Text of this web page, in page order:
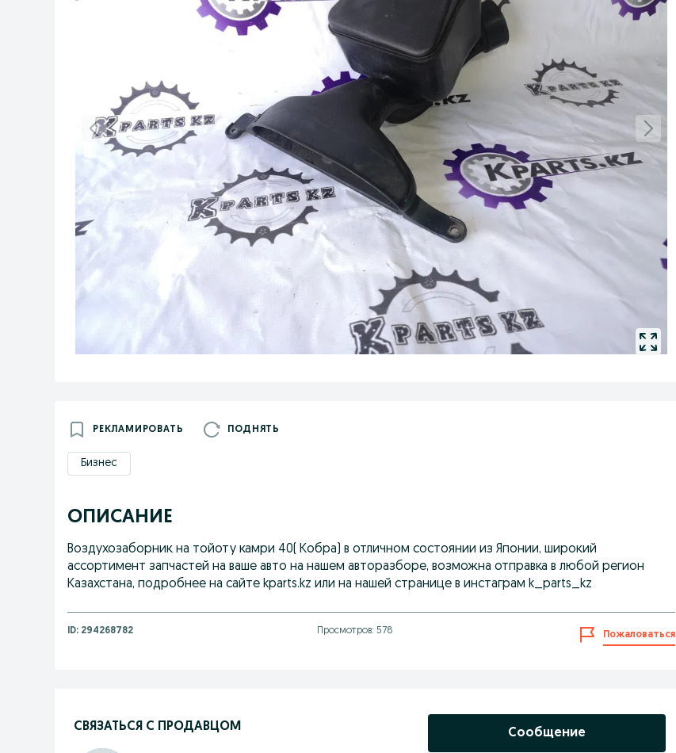
РЕКЛАМИРОВАТЬ ПОДНЯТЬ
Бизнес
ОПИСАНИЕ
Воздухозаборник на тойоту камри 40( Кобра) в отличном состоянии из Японии, широкий
ассортимент запчастей на ваше авто на нашем авторазборе, возможна отправка в любой регион
Казахстана, подробнее на сайте kparts.kz или на нашей странице в инстаграм k_parts_kz
ID: 294268782 Просмотров: 578 Пожаловаться
СВЯЗАТЬСЯ С ПРОДАВЦОМ
Сообщение